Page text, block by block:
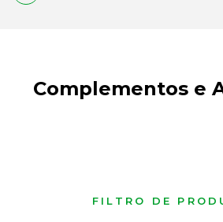
Complementos e
FILTRO DE